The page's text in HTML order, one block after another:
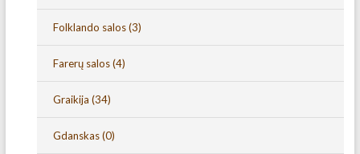
Folklando salos(3)
Farerų salos(4)
Graikija (34)
Gdanskas(0)